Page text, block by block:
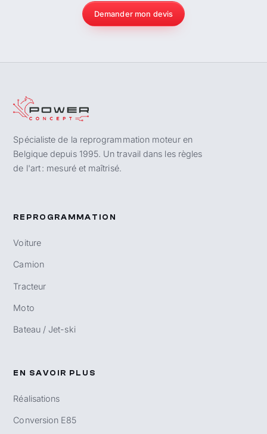
Demander mon devis
Spécialiste de la reprogrammation moteur en
Belgique depuis 1995. Un travail dans les règles
de l'art : mesuré et maîtrisé.
REPROGRAMMATION
Voiture
Camion
Tracteur
Moto
Bateau / Jet-ski
EN SAVOIR PLUS
Réalisations
Conversion E85